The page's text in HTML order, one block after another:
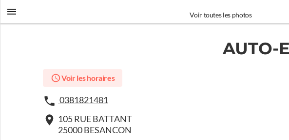
Voir toutes les photos
AUTO-
Voir les horaires
0381821481
105 RUE BATTANT
25000 BESANCON